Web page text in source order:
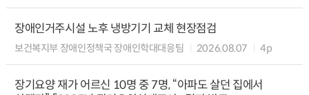
장애인거주시설 노후 냉방기기 교체 현장점검
보건복지부 장애인정책국 장애인학대대응팀 2026.08.07 4p
장기요양 재가 어르신 10명 중 7명, “아파도 살던 집에서